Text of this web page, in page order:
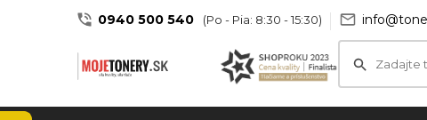
0940 500 540 (Po - Pia: 8:30 - 15:30)